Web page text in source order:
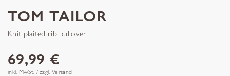
TOM TAILOR
Knit plaited rib pullover
69,99 €
inkl. MwSt. / zzgl. Versand